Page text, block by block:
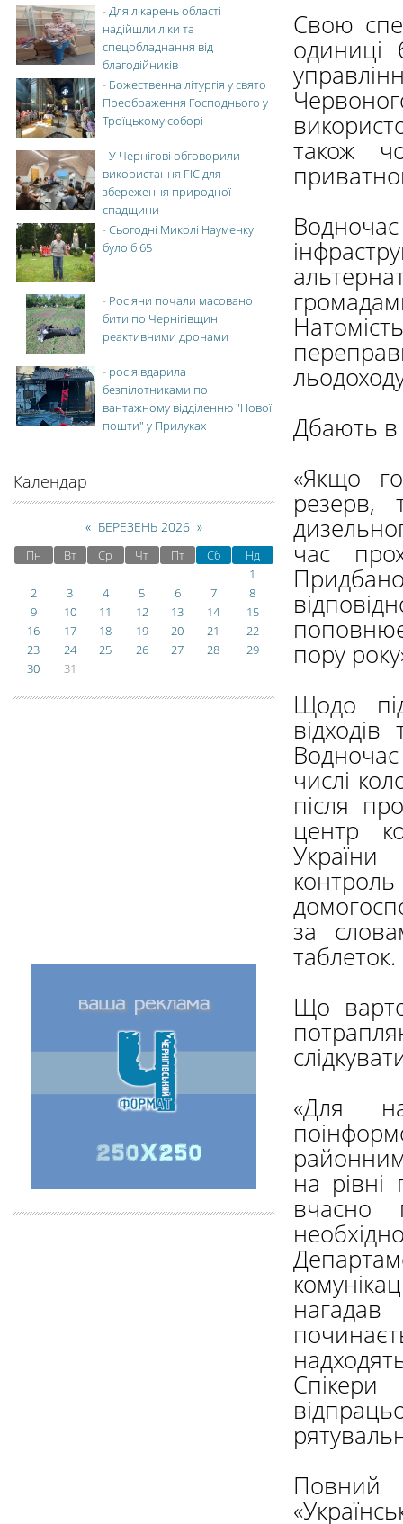
Свою
одиниці
також
Дбають в
«Якщо
резерв,
час
пору
Щодо
числі
після
центр
за
таблеток.
Що
«Для
на рівні
вчасно
Повний
-Для лікарень області
надійшли ліки та
спецобладнання від
благодійників
- Божественна літургія у свято
Преображення Господнього у
Троїцькому соборі
-У Чернігові обговорили
використання ГІС для
збереження природної
спадщини
-Сьогодні Миколі Науменку
було б 65
- Росіяни почали масовано
бити по Чернігівщині
реактивними дронами
- росія вдарила
безпілотниками по
вантажному відділенню "Нової
пошти" у Прилуках
Календар
« БЕРЕЗЕНЬ 2026 »
Пн Вт Ср Чт Пт Сб
Нд
1
2
3 4 5 6 7
8
9
10 11 12 13 14
15
16
17 18 19 20 21
22
23
24 25 26 27 28
29
30
31